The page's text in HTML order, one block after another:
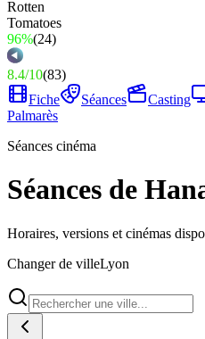
96%(24)
8.4/10(83)
Fiche
Séances Casting
Palmarès
Séances cinéma
Séances de
Horaires, versions et cinémas
Changer de villeLyon